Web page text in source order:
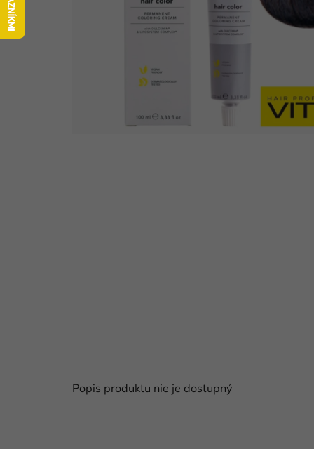
Popis produktu nie je dostupný